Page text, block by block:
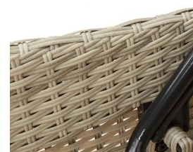
Отпуснете се и се насладете
открито в този удобен
материал: PE ратан, известен
полиратан, е здрав
необходима поддръжка, който
естествен ратан. Той е лек,
и често се използва за
своята издръжливост и
атмосферни влияния.
Тази външна мебел разполага
регулируеми позиции, което
да намерите най-удобната и